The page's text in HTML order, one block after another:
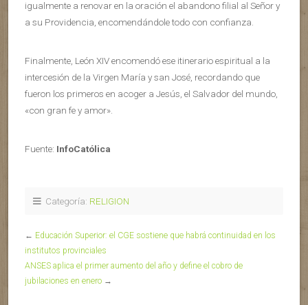
igualmente a renovar en la oración el abandono filial al Señor y
a su Providencia, encomendándole todo con confianza.
Finalmente, León XIV encomendó ese itinerario espiritual a la
intercesión de la Virgen María y san José, recordando que
fueron los primeros en acoger a Jesús, el Salvador del mundo,
«con gran fe y amor».
Fuente: InfoCatólica
Categoría: RELIGION
← Educación Superior: el CGE sostiene que habrá continuidad en los
institutos provinciales
ANSES aplica el primer aumento del año y define el cobro de
jubilaciones en enero →